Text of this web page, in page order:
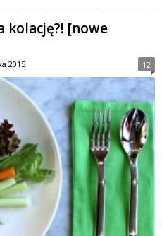
kolację?! [nowe
2015 12